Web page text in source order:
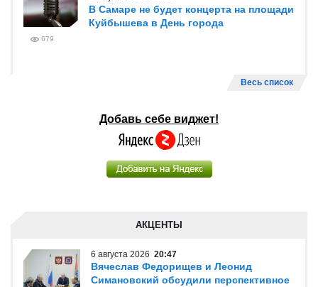
В Самаре не будет концерта на площади
Куйбышева в День города
679
Весь список
Добавь себе виджет!
АКЦЕНТЫ
6 августа 2026 20:47
Вячеслав Федорищев и Леонид
Симановский обсудили перспективное